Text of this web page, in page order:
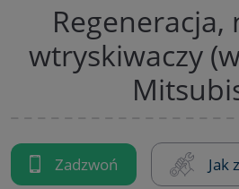
Regeneracja,
wtryskiwaczy
Zadzwoń Jak